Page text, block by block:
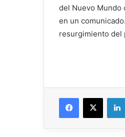
del Nuevo Mundo
en un
resurgimiento del
Facebook
X